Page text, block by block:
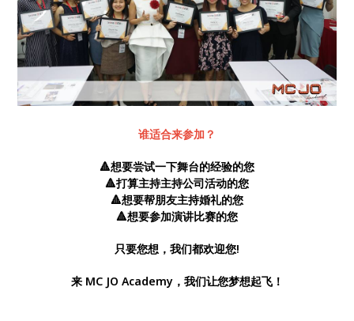
谁适合来参加？
🔺想要尝试一下舞台的经验的您
🔺打算主持主持公司活动的您
🔺想要帮朋友主持婚礼的您
🔺想要参加演讲比赛的您
只要您想，我们都欢迎您!
来 MC JO Academy，我们让您梦想起飞！